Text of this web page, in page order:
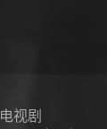
电视剧